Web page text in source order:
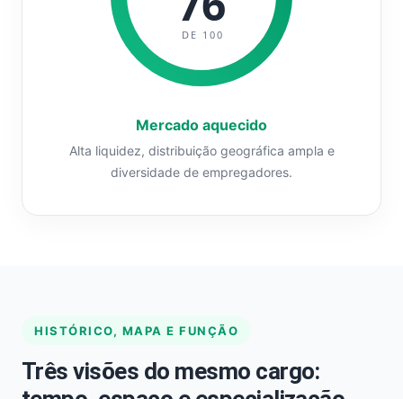
DE 100
Mercado aquecido
Alta liquidez, distribuição geográfica ampla e
diversidade de empregadores.
HISTÓRICO, MAPA E FUNÇÃO
Três visões do mesmo cargo: